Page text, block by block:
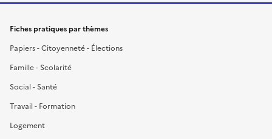
Fiches pratiques par thèmes
Papiers - Citoyenneté - Élections
Famille - Scolarité
Social - Santé
Travail - Formation
Logement